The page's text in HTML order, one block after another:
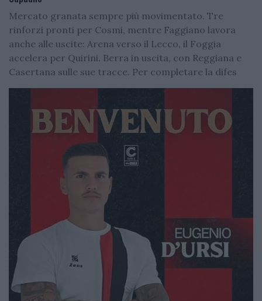
Mercato granata sempre più movimentato. Tre
rinforzi pronti per Cosmi, mentre Faggiano lavora
anche alle uscite: Arena verso il Lecco, il Foggia
accelera per Quirini. Berra in uscita, con Reggiana e
Casertana sulle sue tracce. Per completare la difes